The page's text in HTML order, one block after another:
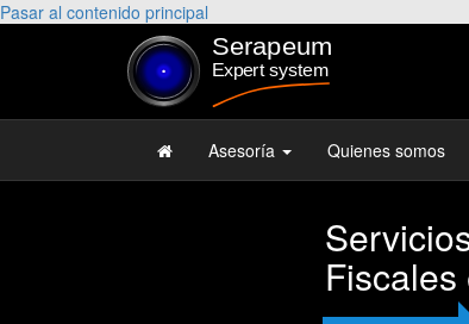
Pasar al contenido principal
Asesoría Quienes somos